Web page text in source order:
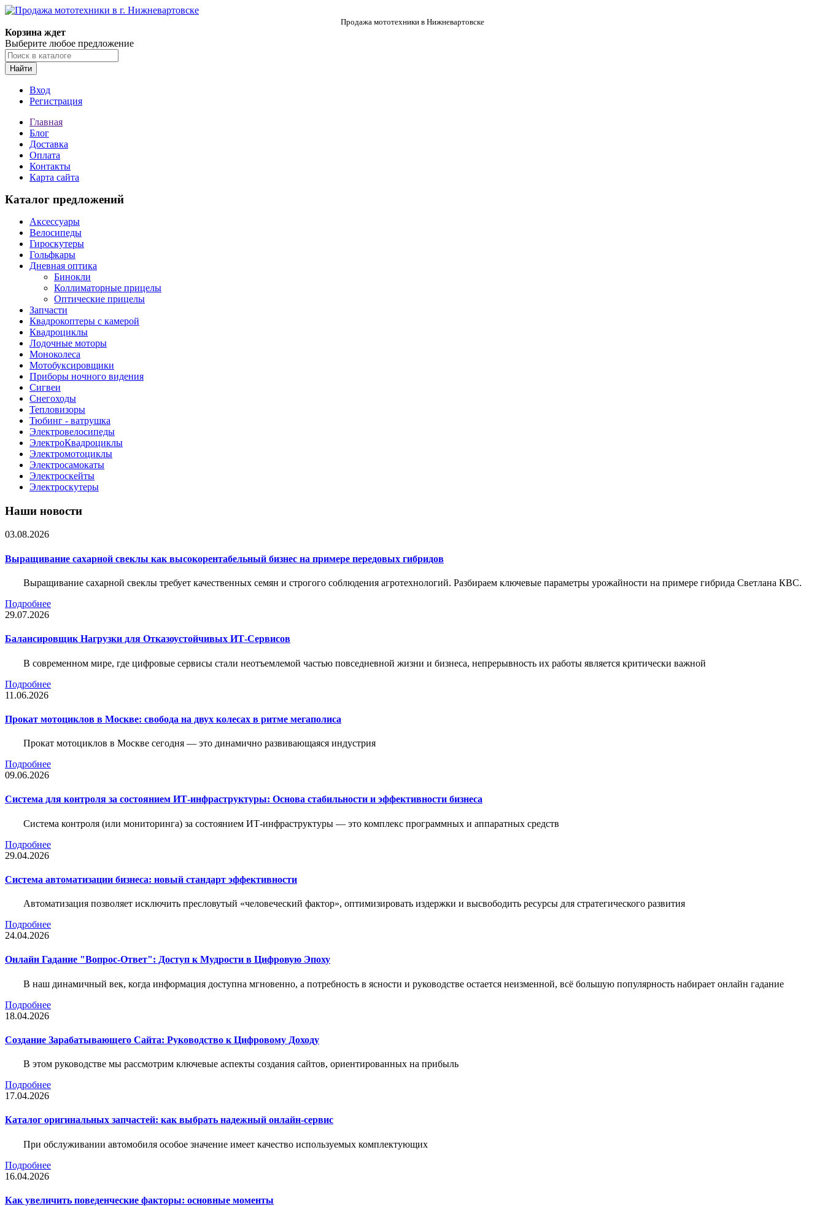
Продажа мототехники в Нижневартовске
Корзина ждет
Выберите любое предложение
Найти
Вход
Регистрация
Главная
Блог
Доставка
Оплата
Контакты
Карта сайта
Каталог предложений
Аксессуары
Велосипеды
Гироскутеры
Гольфкары
Дневная оптика
Бинокли
Коллиматорные прицелы
Оптические прицелы
Запчасти
Квадрокоптеры с камерой
Квадроциклы
Лодочные моторы
Моноколеса
Мотобуксировщики
Приборы ночного видения
Сигвеи
Снегоходы
Тепловизоры
Тюбинг - ватрушка
Электровелосипеды
ЭлектроКвадроциклы
Электромотоциклы
Электросамокаты
Электроскейты
Электроскутеры
Наши новости
03.08.2026
Выращивание сахарной свеклы как высокорентабельный бизнес на примере передовых гибридов
Выращивание сахарной свеклы требует качественных семян и строгого соблюдения агротехнологий. Разбираем ключевые параметры урожайности на примере гибрида Светлана КВС.
Подробнее
29.07.2026
Балансировщик Нагрузки для Отказоустойчивых ИТ-Сервисов
В современном мире, где цифровые сервисы стали неотъемлемой частью повседневной жизни и бизнеса, непрерывность их работы является критически важной
Подробнее
11.06.2026
Прокат мотоциклов в Москве: свобода на двух колесах в ритме мегаполиса
Прокат мотоциклов в Москве сегодня — это динамично развивающаяся индустрия
Подробнее
09.06.2026
Система для контроля за состоянием ИТ-инфраструктуры: Основа стабильности и эффективности бизнеса
Система контроля (или мониторинга) за состоянием ИТ-инфраструктуры — это комплекс программных и аппаратных средств
Подробнее
29.04.2026
Система автоматизации бизнеса: новый стандарт эффективности
Автоматизация позволяет исключить пресловутый «человеческий фактор», оптимизировать издержки и высвободить ресурсы для стратегического развития
Подробнее
24.04.2026
Онлайн Гадание "Вопрос-Ответ": Доступ к Мудрости в Цифровую Эпоху
В наш динамичный век, когда информация доступна мгновенно, а потребность в ясности и руководстве остается неизменной, всё большую популярность набирает онлайн гадание
Подробнее
18.04.2026
Создание Зарабатывающего Сайта: Руководство к Цифровому Доходу
В этом руководстве мы рассмотрим ключевые аспекты создания сайтов, ориентированных на прибыль
Подробнее
17.04.2026
Каталог оригинальных запчастей: как выбрать надежный онлайн-сервис
При обслуживании автомобиля особое значение имеет качество используемых комплектующих
Подробнее
16.04.2026
Как увеличить поведенческие факторы: основные моменты